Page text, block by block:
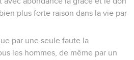
plus forte raison dans la vie par
par une seule faute la
les hommes, de même par un